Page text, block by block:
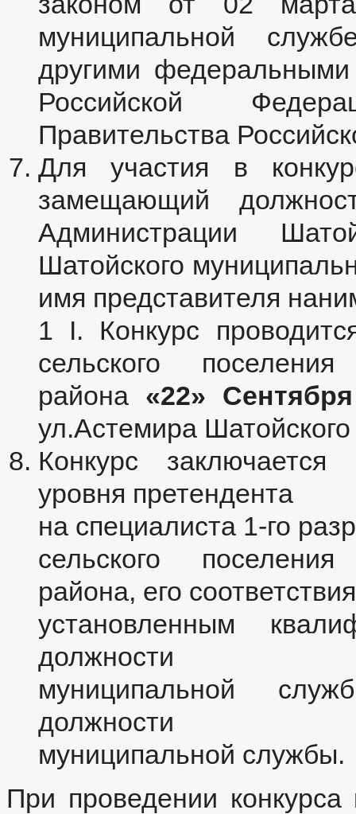
муниципальной
другими
Российской
Правительства
Для участия в
замещающий
Администрации
Шатойского
имя представителя
1 I. Конкурс
сельского
района «22»
ул.Астемира
Конкурс
уровня претендента
на специалиста 1-го
сельского
района, его соответствия
установленным
должности
муниципальной
должности
муниципальной службы.
При проведении конкурса